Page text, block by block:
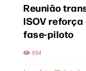
Reunião
ISOV
fase-piloto
554